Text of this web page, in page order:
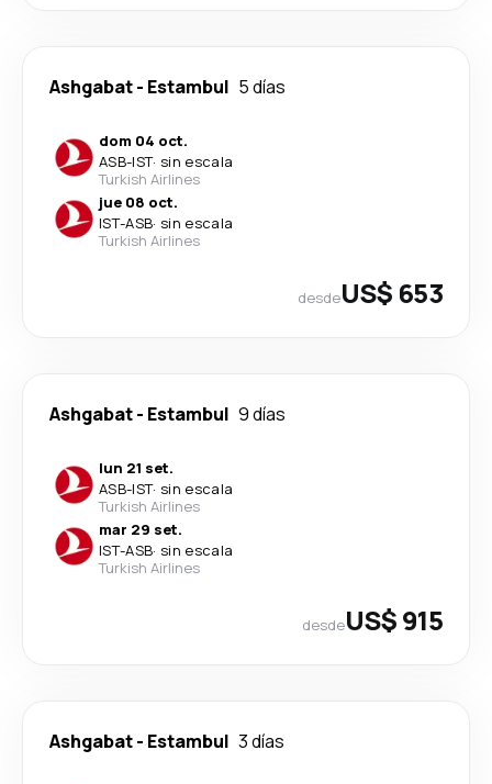
Ashgabat- Estambul 5 días
dom 04 oct.
ASB-IST· sin escala
Turkish Airlines
jue 08 oct.
IST-ASB· sin escala
Turkish Airlines
desdeUS$ 653
Ashgabat- Estambul 9 días
lun 21 set.
ASB-IST· sin escala
Turkish Airlines
mar 29 set.
IST-ASB· sin escala
Turkish Airlines
desdeUS$ 915
Ashgabat- Estambul 3 días